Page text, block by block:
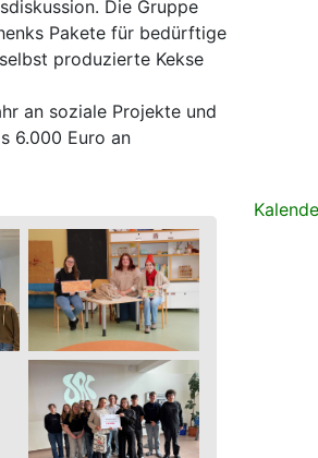
Berufe
einen Blick
Die Gruppe
Pakete für bedürftige
produzierte Kekse
an soziale Projekte und
6.000 Euro an